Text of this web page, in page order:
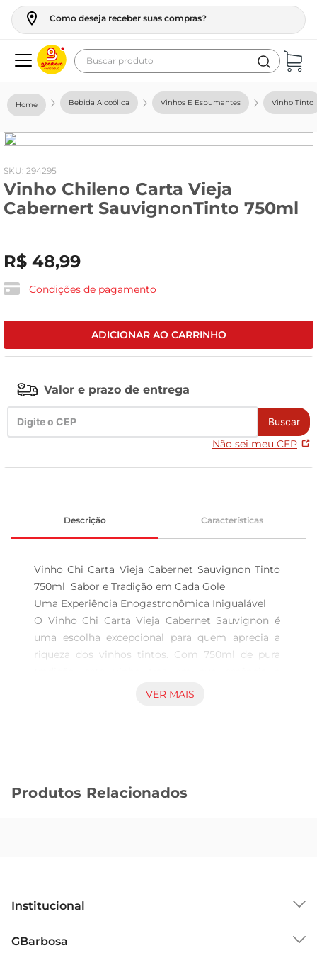
Como deseja receber suas compras?
Buscar produto
Bebida Alcoólica Vinhos E Espumantes Vinho Tinto
: 294295
Vinho Chileno Carta Vieja
Cabernert SauvignonTinto 750ml
R$ 48,99
Condições de pagamento
ADICIONAR AO CARRINHO
Valor e prazo de entrega
Buscar
Não sei meu CEP
Descrição Características
Vinho Chi Carta Vieja Cabernet Sauvignon Tinto
750ml  Sabor e Tradição em Cada Gole
Uma Experiência Enogastronômica Inigualável
O Vinho Chi Carta Vieja Cabernet Sauvignon é
uma escolha excepcional para quem aprecia a
riqueza dos vinhos tintos. Com 750ml de pura
combinação perfeita de aromas e sabores que
Características Principais
envelhecimento em barricas de carvalho. A
tornando a degustação uma verdadeira viagem
VER MAIS
Produtos Relacionados
Institucional
Grupo Cencosud
GBarbosa
geladeira
fogao
café
cerveja
leite
vinho